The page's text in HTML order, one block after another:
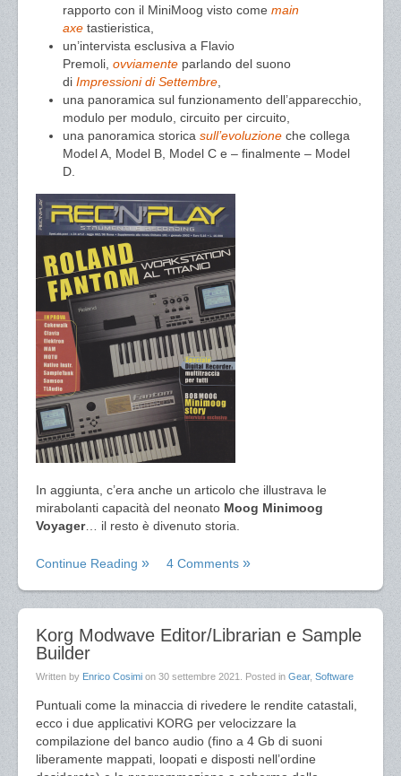
rapporto con il MiniMoog visto come main
axe tastieristica,
un’intervista esclusiva a Flavio
Premoli, ovviamente parlando del suono
di Impressioni di Settembre
una panoramica sul funzionamento dell’apparecchio,
modulo per modulo, circuito per circuito,
una panoramica storica sull’evoluzione che collega
Model A, Model B, Model C e – finalmente – Model
D.
In aggiunta, c’era anche un articolo che illustrava le
mirabolanti capacità del neonato Moog Minimoog
Voyager… il resto è divenuto storia.
Continue Reading 4 Comments
Korg Modwave Editor/Librarian e Sample
Builder
Written by Enrico Cosimi on 30 settembre 2021 . Posted in Gear, Software
Puntuali come la minaccia di rivedere le rendite catastali,
ecco i due applicativi KORG per velocizzare la
compilazione del banco audio (fino a 4 Gb di suoni
liberamente mappati, loopati e disposti nell’ordine